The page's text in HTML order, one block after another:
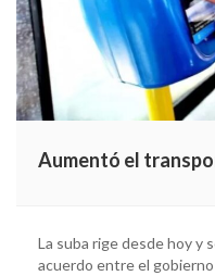
Aumentó el
La suba rige desde hoy y
acuerdo entre el gobierno